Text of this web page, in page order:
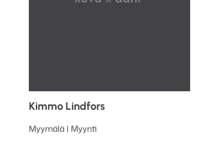
Kimmo Lindfors
Myymälä | Myynti